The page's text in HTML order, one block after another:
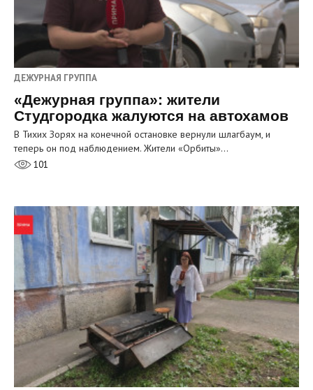
ДЕЖУРНАЯ ГРУППА
«Дежурная группа»: жители
Студгородка жалуются на автохамов
В Тихих Зорях на конечной остановке вернули шлагбаум, и
теперь он под наблюдением. Жители «Орбиты»…
101